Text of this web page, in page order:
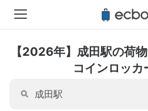
【2026年】成田駅の荷
コインロッカ